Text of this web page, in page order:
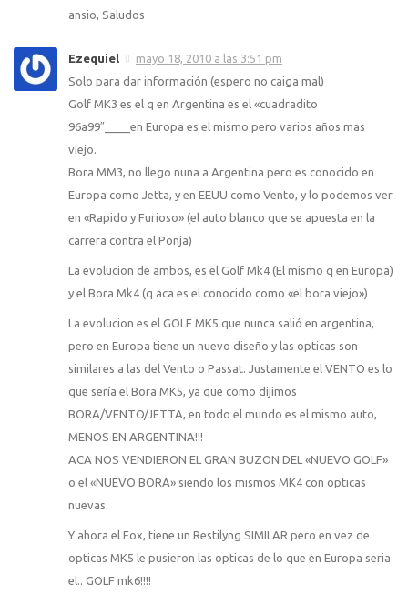
ansio, Saludos
Ezequiel
mayo 18, 2010 a las 3:51 pm
Solo para dar información (espero no caiga mal)
Golf MK3 es el q en Argentina es el «cuadradito
96a99″____en Europa es el mismo pero varios años mas
viejo.
Bora MM3, no llego nuna a Argentina pero es conocido en
Europa como Jetta, y en EEUU como Vento, y lo podemos ver
en «Rapido y Furioso» (el auto blanco que se apuesta en la
carrera contra el Ponja)
La evolucion de ambos, es el Golf Mk4 (El mismo q en Europa)
y el Bora Mk4 (q aca es el conocido como «el bora viejo»)
La evolucion es el GOLF MK5 que nunca salió en argentina,
pero en Europa tiene un nuevo diseño y las opticas son
similares a las del Vento o Passat. Justamente el VENTO es lo
que sería el Bora MK5, ya que como dijimos
BORA/VENTO/JETTA, en todo el mundo es el mismo auto,
MENOS EN ARGENTINA!!!
ACA NOS VENDIERON EL GRAN BUZON DEL «NUEVO GOLF»
o el «NUEVO BORA» siendo los mismos MK4 con opticas
nuevas.
Y ahora el Fox, tiene un Restilyng SIMILAR pero en vez de
opticas MK5 le pusieron las opticas de lo que en Europa seria
el.. GOLF mk6!!!!